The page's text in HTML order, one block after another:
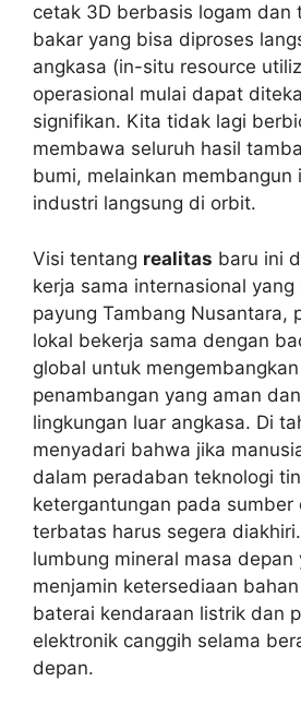
cetak 3D berbasis logam dan
bakar yang bisa diproses
angkasa (in-situ resource
operasional mulai dapat
signifikan. Kita tidak lagi
membawa seluruh hasil
bumi, melainkan membangun
industri langsung di orbit.
Visi tentang realitas baru ini
kerja sama internasional
payung Tambang Nusantara,
lokal bekerja sama dengan
global untuk
penambangan yang aman
lingkungan luar angkasa. Di
menyadari bahwa jika
dalam peradaban teknologi
ketergantungan pada sumber
terbatas harus segera
lumbung mineral masa depan
menjamin ketersediaan
baterai kendaraan listrik dan
elektronik canggih selama
depan.